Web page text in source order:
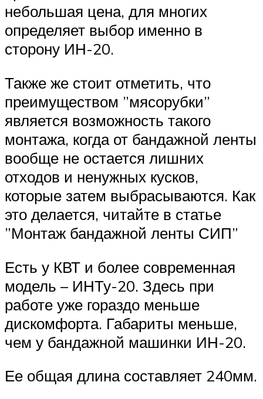
небольшая цена, для многих
определяет выбор именно в
сторону ИН-20.
Также же стоит отметить, что
преимуществом ”мясорубки”
является возможность такого
монтажа, когда от бандажной ленты
вообще не остается лишних
отходов и ненужных кусков,
которые затем выбрасываются. Как
это делается, читайте в статье
”Монтаж бандажной ленты СИП”
Есть у КВТ и более современная
модель – ИНТу-20. Здесь при
работе уже гораздо меньше
дискомфорта. Габариты меньше,
чем у бандажной машинки ИН-20.
Ее общая длина составляет 240мм.